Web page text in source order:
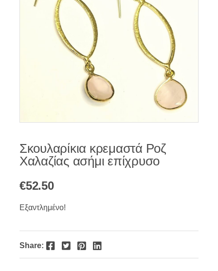
Σκουλαρίκια κρεμαστά Ροζ
Χαλαζίας ασήμι επίχρυσο
€52.50
Εξαντλημένο!
Share: Facebook Twitter Pinterest LinkedIn